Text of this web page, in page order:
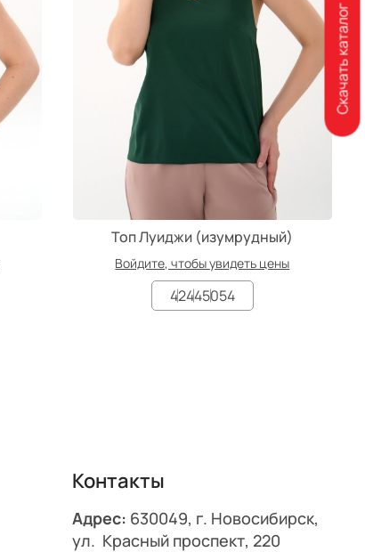
Топ Луиджи (изумрудный)
Войдите, чтобы увидеть цены
42445054
Контакты
Адрес: 630049, г. Новосибирск,
ул. Красный проспект, 220
Скачать каталог